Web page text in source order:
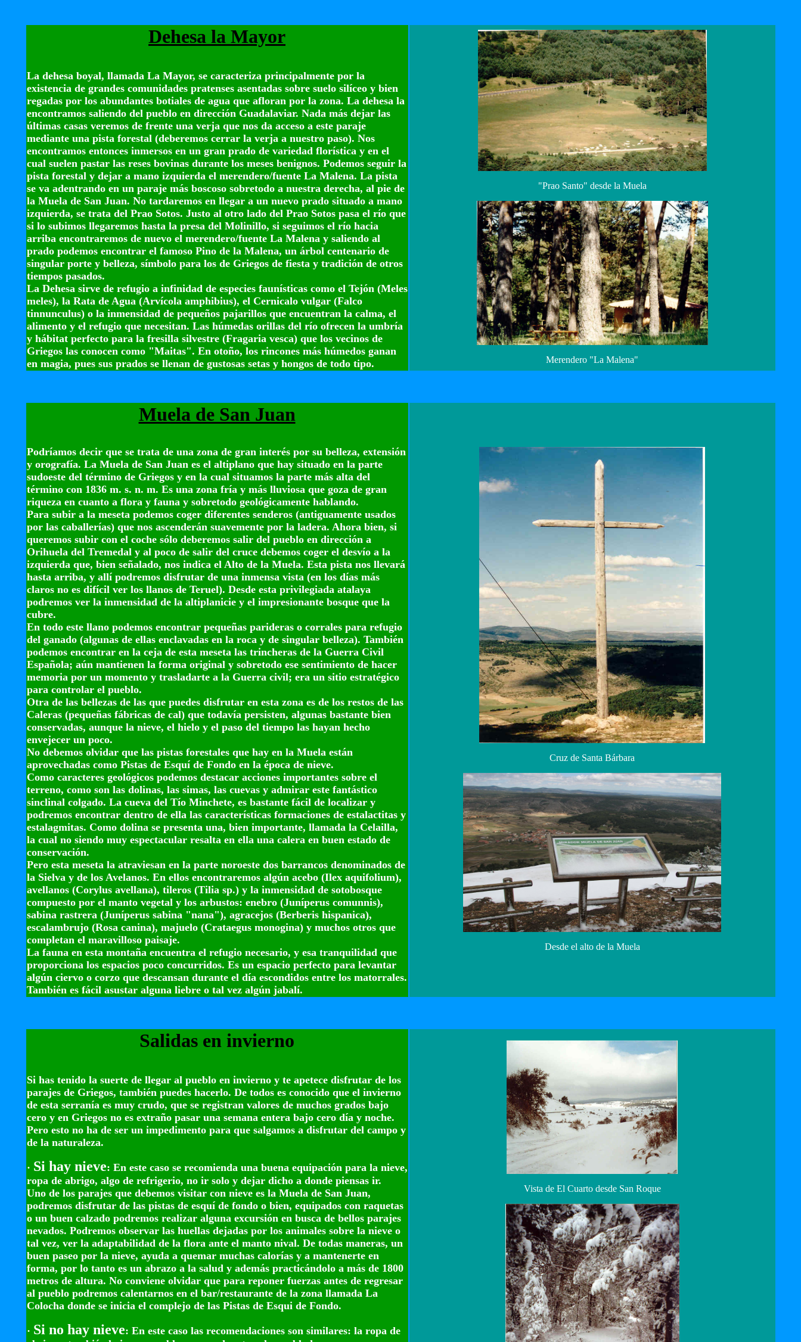
Dehesa la Mayor
La dehesa boyal, llamada La Mayor, se caracteriza principalmente por la
existencia de grandes comunidades pratenses asentadas sobre suelo silíceo y bien
regadas por los abundantes botiales de agua que afloran por la zona. La dehesa la
encontramos saliendo del pueblo en dirección Guadalaviar. Nada más dejar las
últimas casas veremos de frente una verja que nos da acceso a este paraje
mediante una pista forestal (deberemos cerrar la verja a nuestro paso). Nos
encontramos entonces inmersos en un gran prado de variedad florística y en el
cual suelen pastar las reses bovinas durante los meses benignos. Podemos seguir la
pista forestal y dejar a mano izquierda el merendero/fuente La Malena. La pista
se va adentrando en un paraje más boscoso sobretodo a nuestra derecha, al pie de
la Muela de San Juan. No tardaremos en llegar a un nuevo prado situado a mano
izquierda, se trata del Prao Sotos. Justo al otro lado del Prao Sotos pasa el río que
si lo subimos llegaremos hasta la presa del Molinillo, si seguimos el río hacia
arriba encontraremos de nuevo el merendero/fuente La Malena y saliendo al
prado podemos encontrar el famoso Pino de la Malena, un árbol centenario de
singular porte y belleza, símbolo para los de Griegos de fiesta y tradición de otros
tiempos pasados.
La Dehesa sirve de refugio a infinidad de especies faunísticas como el Tejón (Meles
meles), la Rata de Agua (Arvícola amphibius), el Cernicalo vulgar (Falco
tinnunculus) o la inmensidad de pequeños pajarillos que encuentran la calma, el
alimento y el refugio que necesitan. Las húmedas orillas del río ofrecen la umbría
y hábitat perfecto para la fresilla silvestre (Fragaria vesca) que los vecinos de
Griegos las conocen como "Maitas". En otoño, los rincones más húmedos ganan
en magia, pues sus prados se llenan de gustosas setas y hongos de todo tipo.
"Prao Santo" desde la Muela
Merendero "La Malena"
Muela de San Juan
Podríamos decir que se trata de una zona de gran interés por su belleza, extensión
y orografía. La Muela de San Juan es el altiplano que hay situado en la parte
sudoeste del término de Griegos y en la cual situamos la parte más alta del
término con 1836 m. s. n. m. Es una zona fría y más lluviosa que goza de gran
riqueza en cuanto a flora y fauna y sobretodo geológicamente hablando.
Para subir a la meseta podemos coger diferentes senderos (antiguamente usados
por las caballerías) que nos ascenderán suavemente por la ladera. Ahora bien, si
queremos subir con el coche sólo deberemos salir del pueblo en dirección a
Orihuela del Tremedal y al poco de salir del cruce debemos coger el desvío a la
izquierda que, bien señalado, nos indica el Alto de la Muela. Esta pista nos llevará
hasta arriba, y allí podremos disfrutar de una inmensa vista (en los días más
claros no es difícil ver los llanos de Teruel). Desde esta privilegiada atalaya
podremos ver la inmensidad de la altiplanicie y el impresionante bosque que la
cubre.
En todo este llano podemos encontrar pequeñas parideras o corrales para refugio
del ganado (algunas de ellas enclavadas en la roca y de singular belleza). También
podemos encontrar en la ceja de esta meseta las trincheras de la Guerra Civil
Española; aún mantienen la forma original y sobretodo ese sentimiento de hacer
memoria por un momento y trasladarte a la Guerra civil; era un sitio estratégico
para controlar el pueblo.
Otra de las bellezas de las que puedes disfrutar en esta zona es de los restos de las
Caleras (pequeñas fábricas de cal) que todavía persisten, algunas bastante bien
conservadas, aunque la nieve, el hielo y el paso del tiempo las hayan hecho
envejecer un poco.
No debemos olvidar que las pistas forestales que hay en la Muela están
aprovechadas como Pistas de Esquí de Fondo en la época de nieve.
Como caracteres geológicos podemos destacar acciones importantes sobre el
terreno, como son las dolinas, las simas, las cuevas y admirar este fantástico
sinclinal colgado. La cueva del Tío Minchete, es bastante fácil de localizar y
podremos encontrar dentro de ella las características formaciones de estalactitas y
estalagmitas. Como dolina se presenta una, bien importante, llamada la Celailla,
la cual no siendo muy espectacular resalta en ella una calera en buen estado de
conservación.
Pero esta meseta la atraviesan en la parte noroeste dos barrancos denominados de
la Sielva y de los Avelanos. En ellos encontraremos algún acebo (Ilex aquifolium),
avellanos (Corylus avellana), tileros (Tilia sp.) y la inmensidad de sotobosque
compuesto por el manto vegetal y los arbustos: enebro (Juníperus comunnis),
sabina rastrera (Juníperus sabina "nana"), agracejos (Berberis hispanica),
escalambrujo (Rosa canina), majuelo (Crataegus monogina) y muchos otros que
completan el maravilloso paisaje.
La fauna en esta montaña encuentra el refugio necesario, y esa tranquilidad que
proporciona los espacios poco concurridos. Es un espacio perfecto para levantar
algún ciervo o corzo que descansan durante el día escondidos entre los matorrales.
También es fácil asustar alguna liebre o tal vez algún jabalí.
Cruz de Santa Bárbara
Desde el alto de la Muela
Salidas en invierno
Si has tenido la suerte de llegar al pueblo en invierno y te apetece disfrutar de los
parajes de Griegos, también puedes hacerlo. De todos es conocido que el invierno
de esta serranía es muy crudo, que se registran valores de muchos grados bajo
cero y en Griegos no es extraño pasar una semana entera bajo cero día y noche.
Pero esto no ha de ser un impedimento para que salgamos a disfrutar del campo y
de la naturaleza.
· Si hay nieve: En este caso se recomienda una buena equipación para la nieve,
ropa de abrigo, algo de refrigerio, no ir solo y dejar dicho a donde piensas ir.
Uno de los parajes que debemos visitar con nieve es la Muela de San Juan,
podremos disfrutar de las pistas de esquí de fondo o bien, equipados con raquetas
o un buen calzado podremos realizar alguna excursión en busca de bellos parajes
nevados. Podremos observar las huellas dejadas por los animales sobre la nieve o
tal vez, ver la adaptabilidad de la flora ante el manto nival. De todas maneras, un
buen paseo por la nieve, ayuda a quemar muchas calorías y a mantenerte en
forma, por lo tanto es un abrazo a la salud y además practicándolo a más de 1800
metros de altura. No conviene olvidar que para reponer fuerzas antes de regresar
al pueblo podremos calentarnos en el bar/restaurante de la zona llamada La
Colocha donde se inicia el complejo de las Pistas de Esqui de Fondo.
· Si no hay nieve: En este caso las recomendaciones son similares: la ropa de
Vista de El Cuarto desde San Roque